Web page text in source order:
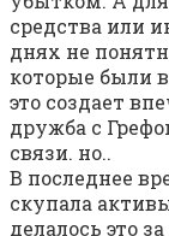
средства или
днях не
которые были
это создает
дружба с
связи. но..
В последнее
скупала
делалось это